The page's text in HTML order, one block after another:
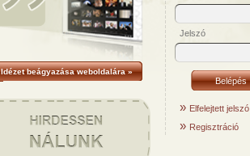
Idézet beágyazása weboldalára »
Jelszó
» Elfelejtett jelszó
» Regisztráció